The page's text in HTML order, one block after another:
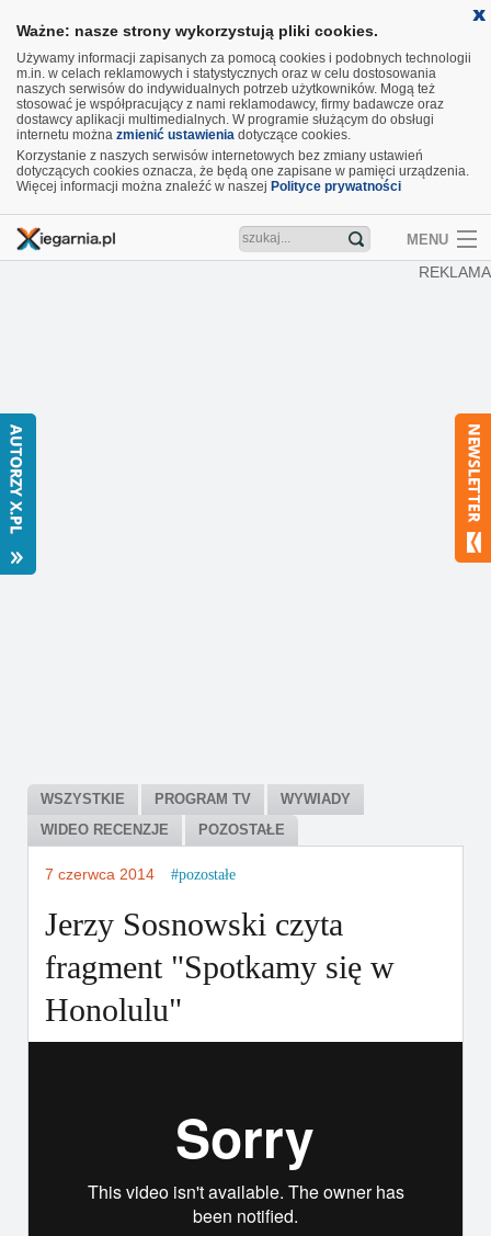
Ważne: nasze strony wykorzystują pliki cookies.
Używamy informacji zapisanych za pomocą cookies i podobnych technologii
m.in. w celach reklamowych i statystycznych oraz w celu dostosowania
naszych serwisów do indywidualnych potrzeb użytkowników. Mogą też
stosować je współpracujący z nami reklamodawcy, firmy badawcze oraz
dostawcy aplikacji multimedialnych. W programie służącym do obsługi
internetu można zmienić ustawienia dotyczące cookies.
Korzystanie z naszych serwisów internetowych bez zmiany ustawień
dotyczących cookies oznacza, że będą one zapisane w pamięci urządzenia.
Więcej informacji można znaleźć w naszej Polityce prywatności
MENU
REKLAMA
WSZYSTKIE PROGRAM TV
WYWIADY
WIDEO RECENZJE
POZOSTAŁE
7 czerwca 2014 pozostałe
Jerzy Sosnowski czyta
fragment "Spotkamy się w
Honolulu"